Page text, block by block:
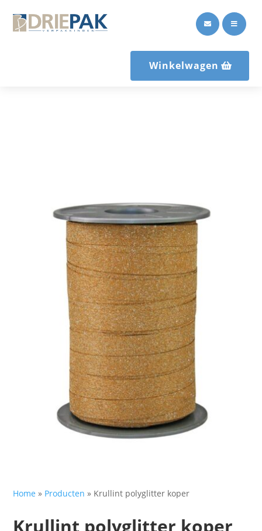
 
Winkelwagen
Home » Producten » Krullint polyglitter koper
Krullint polyglitter koper